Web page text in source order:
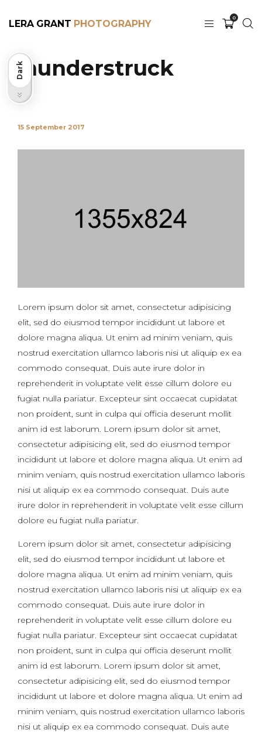
LERA GRANT
0
Thunderstruck
15 September 2017
Lorem ipsum dolor sit amet, consectetur adipisicing
elit, sed do eiusmod tempor incididunt ut labore et
dolore magna aliqua. Ut enim ad minim veniam, quis
nostrud exercitation ullamco laboris nisi ut aliquip ex ea
commodo consequat. Duis aute irure dolor in
reprehenderit in voluptate velit esse cillum dolore eu
fugiat nulla pariatur. Excepteur sint occaecat cupidatat
non proident, sunt in culpa qui officia deserunt mollit
anim id est laborum. Lorem ipsum dolor sit amet,
consectetur adipisicing elit, sed do eiusmod tempor
incididunt ut labore et dolore magna aliqua. Ut enim ad
minim veniam, quis nostrud exercitation ullamco laboris
nisi ut aliquip ex ea commodo consequat. Duis aute
irure dolor in reprehenderit in voluptate velit esse cillum
dolore eu fugiat nulla pariatur.
Lorem ipsum dolor sit amet, consectetur adipisicing
elit, sed do eiusmod tempor incididunt ut labore et
dolore magna aliqua. Ut enim ad minim veniam, quis
nostrud exercitation ullamco laboris nisi ut aliquip ex ea
commodo consequat. Duis aute irure dolor in
reprehenderit in voluptate velit esse cillum dolore eu
fugiat nulla pariatur. Excepteur sint occaecat cupidatat
non proident, sunt in culpa qui officia deserunt mollit
anim id est laborum. Lorem ipsum dolor sit amet,
consectetur adipisicing elit, sed do eiusmod tempor
incididunt ut labore et dolore magna aliqua. Ut enim ad
minim veniam, quis nostrud exercitation ullamco laboris
nisi ut aliquip ex ea commodo consequat. Duis aute
Light
Dark